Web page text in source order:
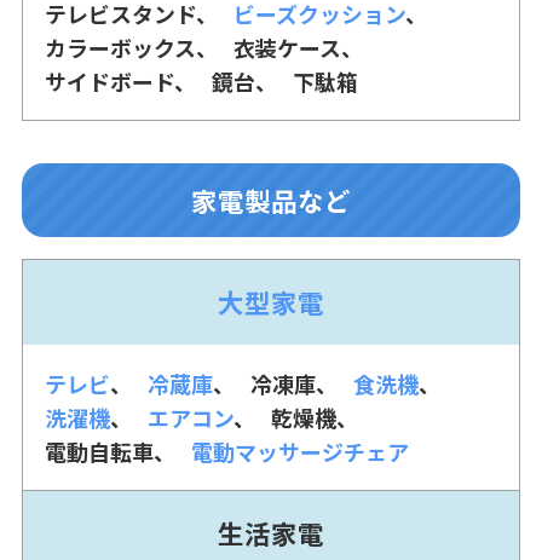
テレビスタンド
ビーズクッション
カラーボックス
衣装ケース
サイドボード
鏡台 下駄箱
家電製品など
大型家電
テレビ 冷蔵庫 冷凍庫
食洗機
洗濯機
エアコン
乾燥機
電動自転車
電動マッサージチェア
生活家電